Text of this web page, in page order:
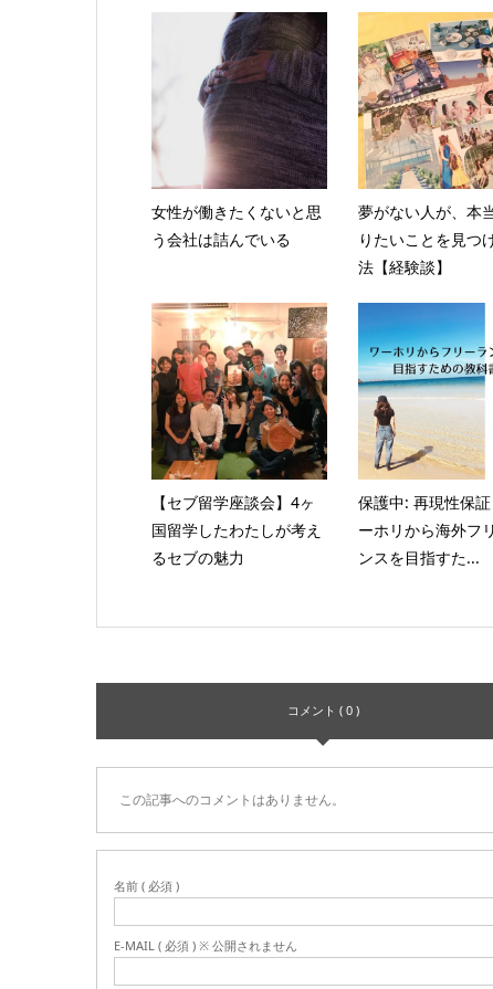
女性が働きたくないと思
う会社は詰んでいる
夢がない人が、本
りたいことを見つ
法【経験談】
【セブ留学座談会】4ヶ
国留学したわたしが考え
るセブの魅力
保護中: 再現性保証
ーホリから海外フ
ンスを目指すた...
コメント ( 0 )
この記事へのコメントはありません。
名前 ( 必須 )
E-MAIL ( 必須 ) ※ 公開されません